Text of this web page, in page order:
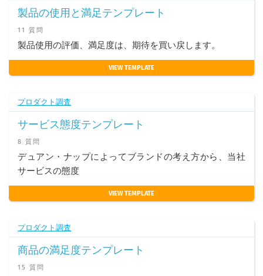
製品の使用と満足テンプレート
11 質問
製品使用の評価、満足度は、期待を買い戻します。
VIEW TEMPLATE
プロダクト調査
サービス態度テンプレート
8 質問
デュアン・ナップによってブランドの考え方から、当社
サービスの態度
VIEW TEMPLATE
プロダクト調査
商品の満足度テンプレート
15 質問